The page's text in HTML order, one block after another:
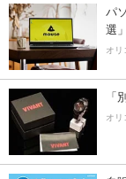
パ
選」
オリ
「
オリ